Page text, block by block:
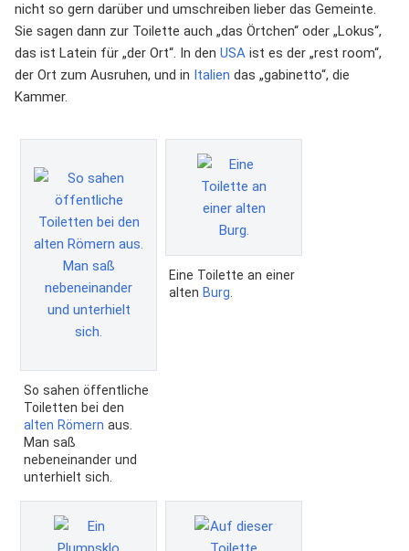
nicht so gern darüber und umschreiben lieber das Gemeinte.
Sie sagen dann zur Toilette auch „das Örtchen“ oder „Lokus“,
das ist Latein für „der Ort“. In den USA ist es der „rest room“,
der Ort zum Ausruhen, und in Italien das „gabinetto“, die
Kammer.
So sahen öffentliche
Toiletten bei den
alten Römern aus.
Man saß
nebeneinander und
unterhielt sich.
Eine Toilette an einer
alten Burg